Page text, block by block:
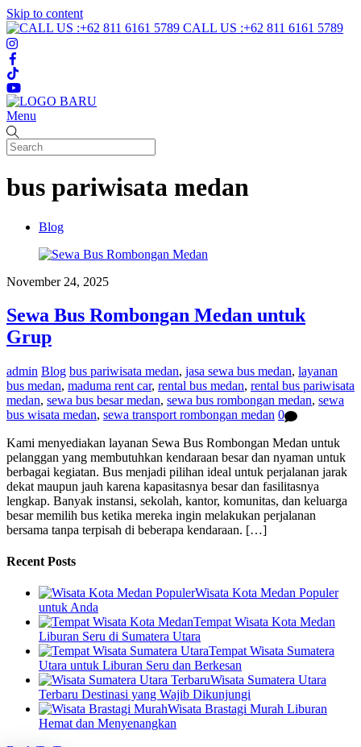
Skip to content
CALL US :+62 811 6161 5789
Menu
bus pariwisata medan
Blog
November 24, 2025
Sewa Bus Rombongan Medan untuk
Grup
admin Blog bus pariwisata medan, jasa sewa bus medan, layanan
bus medan, maduma rent car, rental bus medan, rental bus pariwisata
medan, sewa bus besar medan, sewa bus rombongan medan, sewa
bus wisata medan, sewa transport rombongan medan 0
Kami menyediakan layanan Sewa Bus Rombongan Medan untuk
pelanggan yang membutuhkan kendaraan besar dan nyaman untuk
berbagai kegiatan. Bus menjadi pilihan ideal untuk perjalanan jarak
dekat maupun jauh karena kapasitasnya besar dan fasilitasnya
lengkap. Banyak instansi, sekolah, kantor, komunitas, dan keluarga
besar memilih bus ketika mereka ingin melakukan perjalanan
bersama tanpa terpisah di beberapa kendaraan. […]
Recent Posts
Wisata Kota Medan Populer
untuk Anda
Tempat Wisata Kota Medan
Liburan Seru di Sumatera Utara
Tempat Wisata Sumatera
Utara untuk Liburan Seru dan Berkesan
Wisata Sumatera Utara
Terbaru Destinasi yang Wajib Dikunjungi
Wisata Brastagi Murah Liburan
Hemat dan Menyenangkan